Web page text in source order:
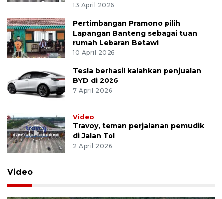
13 April 2026
Pertimbangan Pramono pilih
Lapangan Banteng sebagai tuan
rumah Lebaran Betawi
10 April 2026
Tesla berhasil kalahkan penjualan
BYD di 2026
7 April 2026
Video
Travoy, teman perjalanan pemudik
di Jalan Tol
2 April 2026
Video